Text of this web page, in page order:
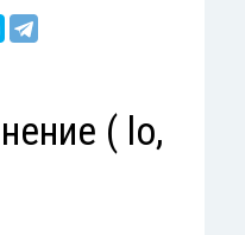
( lo,